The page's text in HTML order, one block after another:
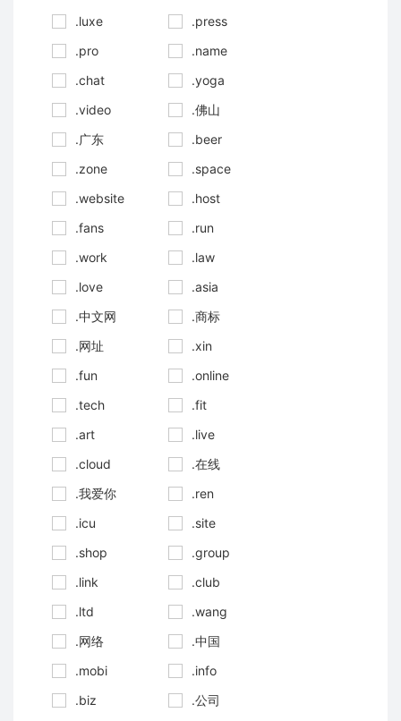
.luxe
.press
.pro
.name
.chat
.yoga
.video
.佛山
.广东
.beer
.zone
.space
.website
.host
.fans
.run
.work
.law
.love
.asia
.中文网
.商标
.网址
.xin
.fun
.online
.tech
.fit
.art
.live
.cloud
.在线
.我爱你
.ren
.icu
.site
.shop
.group
.link
.club
.ltd
.wang
.网络
.中国
.mobi
.info
.biz
.公司